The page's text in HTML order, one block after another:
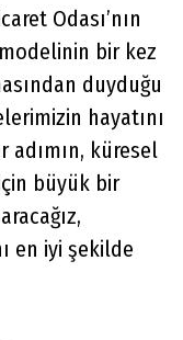
Odası’nın
bir kez
duyduğu
hayatını
adımın, küresel
büyük bir
en iyi şekilde